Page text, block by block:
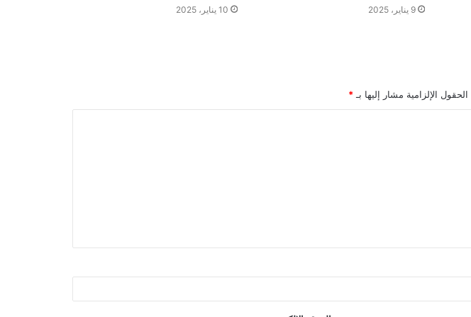
9 يناير، 2025 10 يناير، 2025
الحقول الإلزامية مشار إليها بـ *